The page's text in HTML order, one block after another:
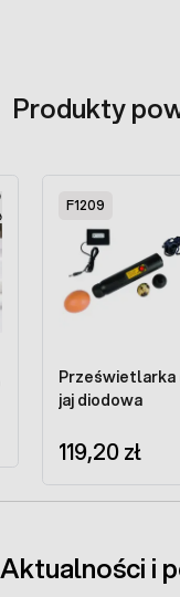
Produkty
F1209
Prześwietlarka
jaj diodowa
119,20 zł
Aktualności i